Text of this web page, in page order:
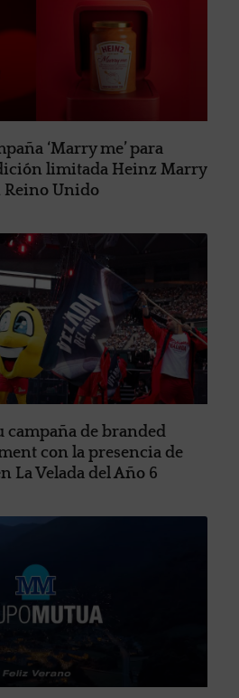
‘Marry me’ para
limitada Heinz Marry
Reino Unido
campaña de branded
con la presencia de
La Velada del Año 6